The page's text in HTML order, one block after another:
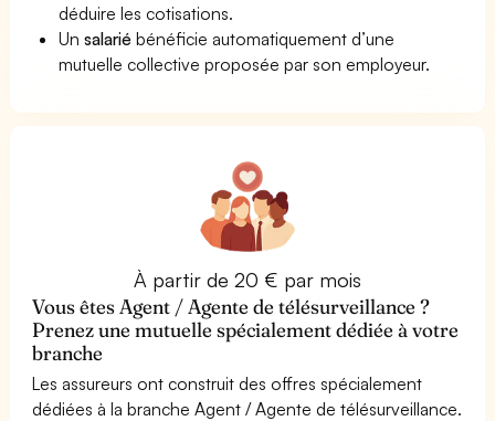
déduire les cotisations.
Unsalarié bénéficie automatiquement d’une
mutuelle collective proposée par son employeur.
À partir de 20 € par mois
Vous êtes Agent / Agente de télésurveillance ?
Prenez une mutuelle spécialement dédiée à votre
branche
Les assureurs ont construit des offres spécialement
dédiées à la branche Agent / Agente de télésurveillance.